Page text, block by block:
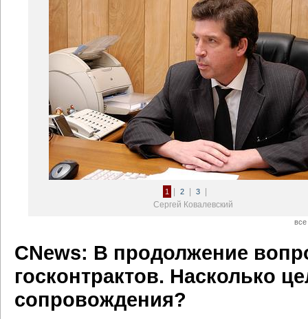
1 2 3
Сергей Ковалевский
все
CNews: В продолжение
госконтрактов. Насколько
сопровождения?